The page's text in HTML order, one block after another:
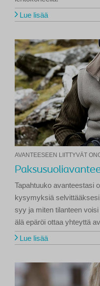
Lue lisää
AVANTEESEEN LIITTYVÄT
Tapahtuuko avanteestasi
kysymyksiä
syy ja miten tilanteen
älä epäröi ottaa yhteyttä
Lue lisää